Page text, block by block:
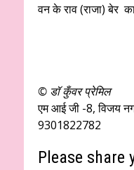
वन के राव (राजा) बेर
© डॉ कुँवर प्रेमिल
एम आई जी -8, विजय
9301822782
Please share